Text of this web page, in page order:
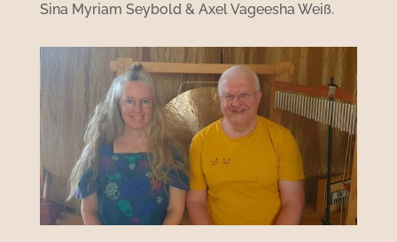
Sina Myriam Seybold & Axel Vageesha Weiß.